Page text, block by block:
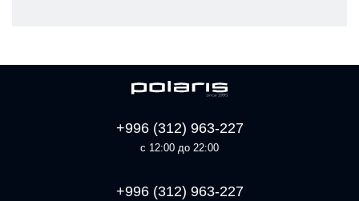
+996 (312) 963-227
с 12:00 до 22:00
+996 (312) 963-227